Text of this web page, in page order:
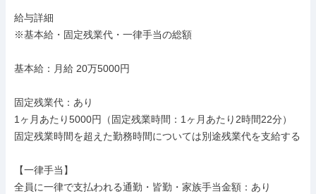
給与詳細
※基本給・固定残業代・一律手当の総額
基本給：月給 20万5000円
固定残業代：あり
1ヶ月あたり5000円（固定残業時間：1ヶ月あたり2時間22分）
固定残業時間を超えた勤務時間については別途残業代を支給する
【一律手当】
全員に一律で支払われる通勤・皆勤・家族手当金額：あり